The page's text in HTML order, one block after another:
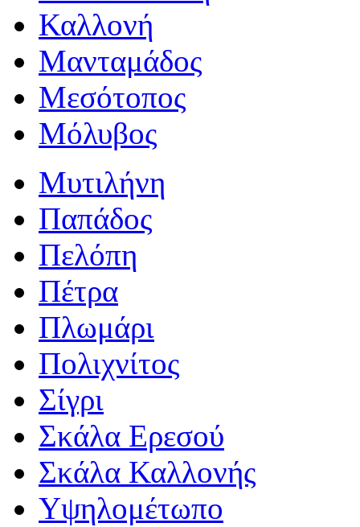
Καλλονή
Μανταμάδος
Μεσότοπος
Μόλυβος
Μυτιλήνη
Παπάδος
Πελόπη
Πέτρα
Πλωμάρι
Πολιχνίτος
Σίγρι
Σκάλα Ερεσού
Σκάλα Καλλονής
Υψηλομέτωπο